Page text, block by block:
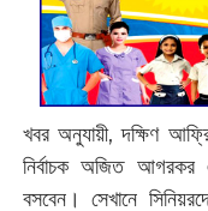
খবর অনুযায়ী, দক্ষিণ
নির্বাচক অজিত আগরকর
বসবেন। সেখানে